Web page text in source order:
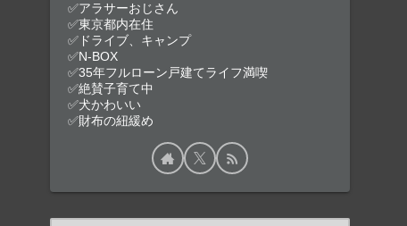
✅アラサーおじさん
✅東京都内在住
✅ドライブ、キャンプ
✅N-BOX
✅35年フルローン戸建てライフ満喫
✅絶賛子育て中
✅犬かわいい
✅財布の紐緩め